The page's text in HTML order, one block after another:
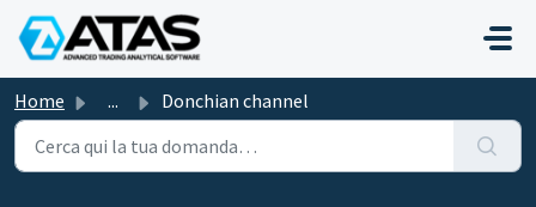
Salta al contenuto principale
Home ... Donchian channel